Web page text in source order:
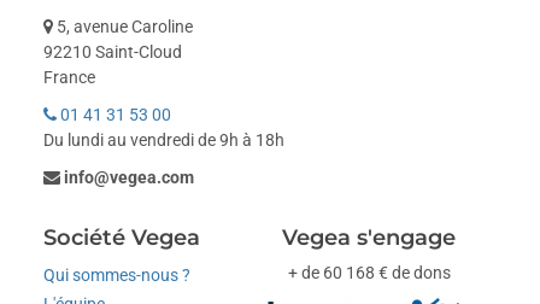
5, avenue Caroline
92210 Saint-Cloud
France
01 41 31 53 00
Du lundi au vendredi de 9h à 18h
info@vegea.com
Société Vegea
Qui sommes-nous ?
Vegea s'engage
+ de 60 168 € de dons